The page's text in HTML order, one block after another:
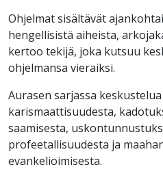
Ohjelmat sisältävät
hengellisistä aiheista,
kertoo tekijä, joka kutsuu
ohjelmansa vieraiksi.
Aurasen sarjassa
karismaattisuudesta,
saamisesta,
profeetallisuudesta ja
evankelioimisesta.